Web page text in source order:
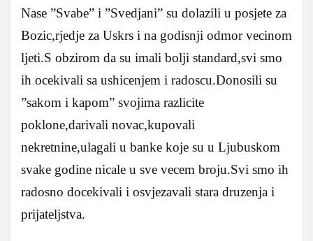
Nase ”Svabe” i ”Svedjani” su dolazili u posjete za
Bozic,rjedje za Uskrs i na godisnji odmor vecinom
ljeti.S obzirom da su imali bolji standard,svi smo
ih ocekivali sa ushicenjem i radoscu.Donosili su
”sakom i kapom” svojima razlicite
poklone,darivali novac,kupovali
nekretnine,ulagali u banke koje su u Ljubuskom
svake godine nicale u sve vecem broju.Svi smo ih
radosno docekivali i osvjezavali stara druzenja i
prijateljstva.